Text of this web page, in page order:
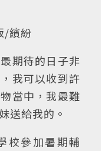
/繽紛
期待的日子非
我可以收到許
當中，我最難
送給我的。
校參加暑期輔